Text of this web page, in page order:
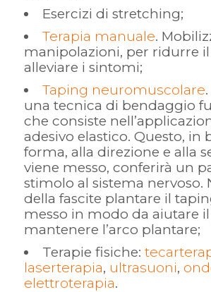
Esercizi di stretching;
Terapia manuale.
manipolazioni, per ridurre
alleviare i sintomi;
Taping neuromuscolare
una tecnica di bendaggio
che consiste
adesivo elastico. Questo, in
forma, alla direzione e alla
viene messo, conferirà un
stimolo al sistema nervoso.
della fascite plantare il
messo in modo da aiutare
mantenere l’arco plantare;
Terapie fisiche:
laserterapia, ultrasuoni,
elettroterapia.